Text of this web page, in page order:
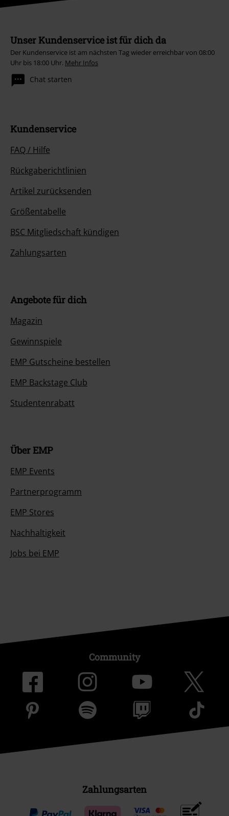
Unser Kundenservice ist für dich da
Der Kundenservice ist am nächsten Tag wieder erreichbar von 08:00
Uhr bis 18:00 Uhr. Mehr Infos
Chat starten
Kundenservice
FAQ / Hilfe
Rückgaberichtlinien
Artikel zurücksenden
Größentabelle
BSC Mitgliedschaft kündigen
Zahlungsarten
Angebote für dich
Magazin
Gewinnspiele
EMP Gutscheine bestellen
EMP Backstage Club
Studentenrabatt
Über EMP
EMP Events
Partnerprogramm
EMP Stores
Nachhaltigkeit
Jobs bei EMP
Community
Zahlungsarten